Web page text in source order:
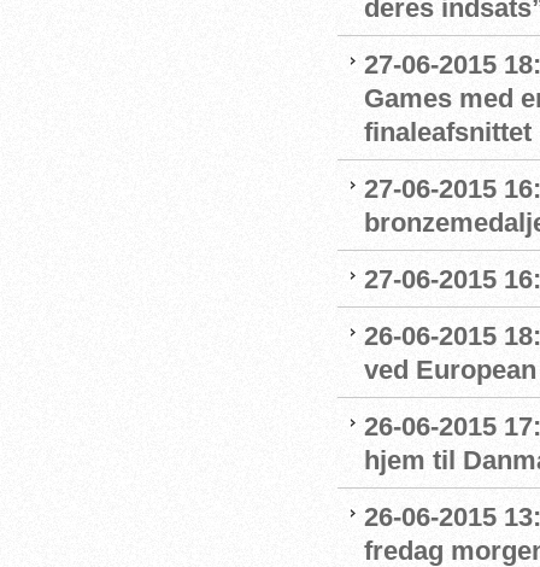
deres
27-06-2015
Games med
finaleafsnittet
27-06-2015
27-06-2015
26-06-2015
ved
26-06-2015
hjem til
26-06-2015
fredag